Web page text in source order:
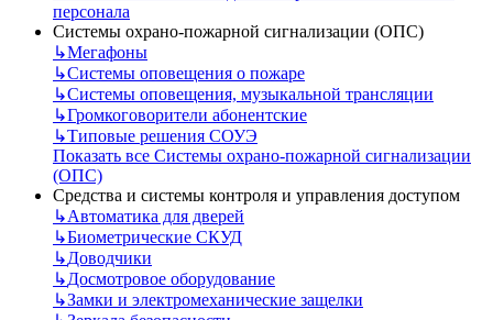
персонала
Системы охрано-пожарной сигнализации (ОПС)
↳Мегафоны
↳Системы оповещения о пожаре
↳Системы оповещения, музыкальной трансляции
↳Громкоговорители абонентские
↳Типовые решения СОУЭ
Показать все Системы охрано-пожарной сигнализации
(ОПС)
Средства и системы контроля и управления доступом
↳Автоматика для дверей
↳Биометрические СКУД
↳Доводчики
↳Досмотровое оборудование
↳Замки и электромеханические защелки